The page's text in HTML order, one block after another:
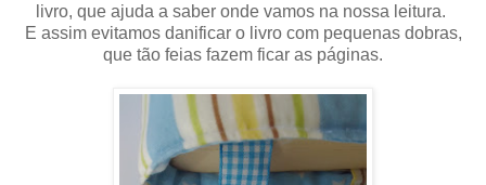
livro, que ajuda a saber onde vamos na nossa leitura.
E assim evitamos danificar o livro com pequenas dobras,
que tão feias fazem ficar as páginas.